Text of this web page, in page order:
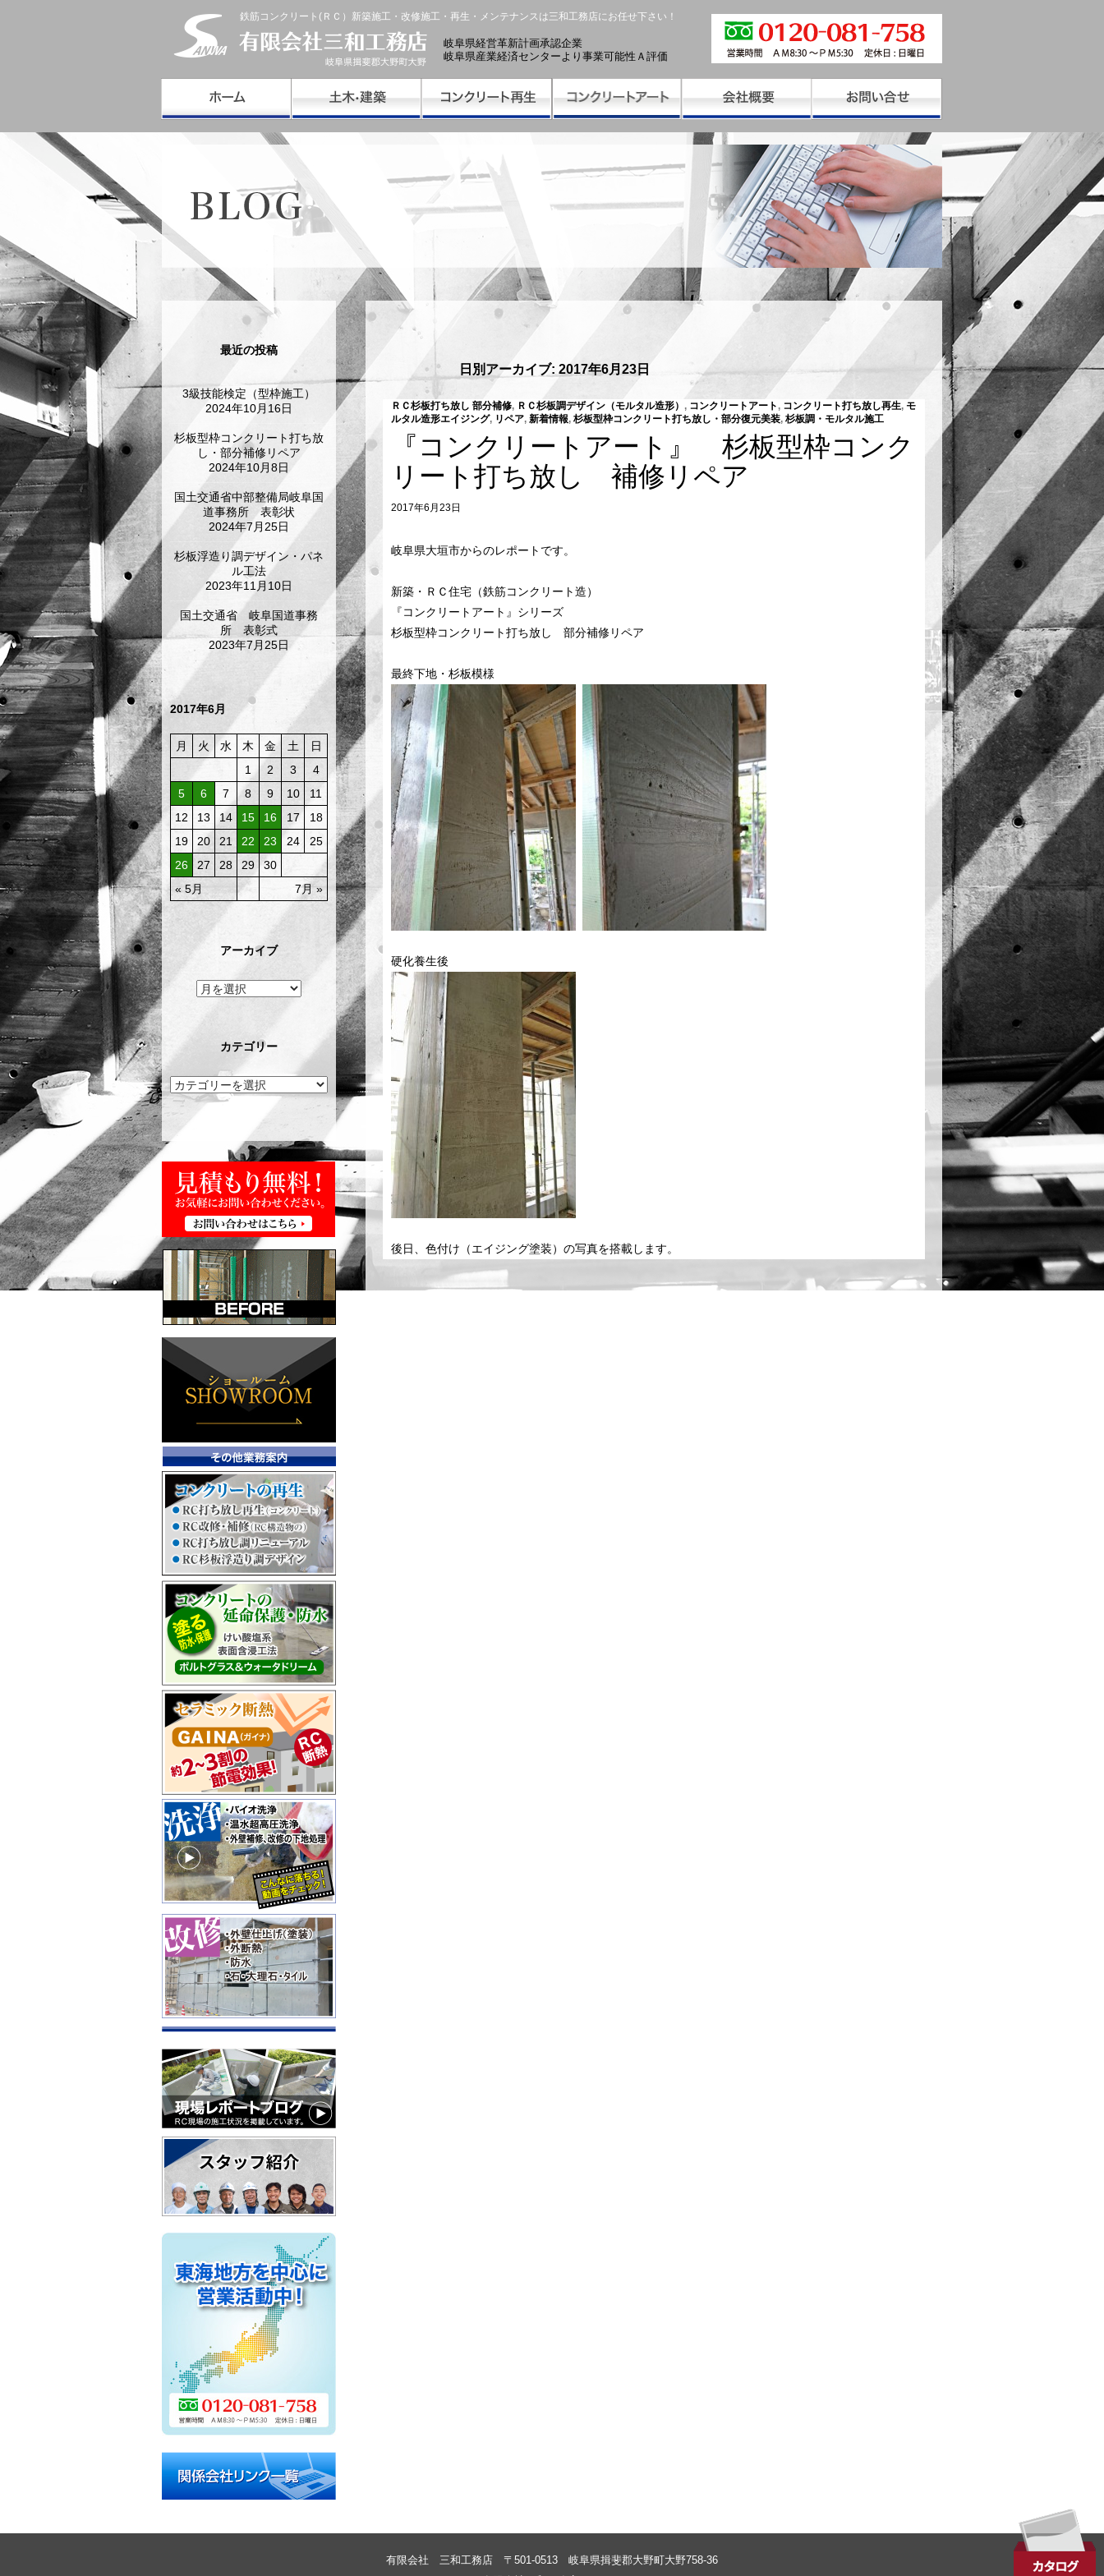
鉄筋コンクリート(ＲＣ）新築施工・改修施工・再生・メンテナンスは三和工務店にお任せ下さい！
岐阜県経営革新計画承認企業
岐阜県産業経済センターより事業可能性Ａ評価
最近の投稿
3級技能検定（型枠施工）
2024年10月16日
杉板型枠コンクリート打ち放
し・部分補修リペア
2024年10月8日
国土交通省中部整備局岐阜国
道事務所 表彰状
2024年7月25日
杉板浮造り調デザイン・パネ
ル工法
2023年11月10日
国土交通省 岐阜国道事務
所 表彰式
2023年7月25日
2017年6月
月 火 水 木 金 土 日
« 5月 7月 »
1 2 3
4
5
6 7 8 9 10
11
12
13 14 15 16 17
18
19
20 21 22 23 24
25
26
27 28 29 30
アーカイブ
カテゴリー
日別アーカイブ: 2017年6月23日
ＲＣ杉板打ち放し 部分補修, ＲＣ杉板調デザイン（モルタル造形） , コンクリートアート , コンクリート打ち放し再生, モ
ルタル造形エイジング, リペア, 新着情報, 杉板型枠コンクリート打ち放し・部分復元美装, 杉板調・モルタル施工
『コンクリートアート』 杉板型枠コンク
リート打ち放し 補修リペア
2017年6月23日
岐阜県大垣市からのレポートです。
新築・ＲＣ住宅（鉄筋コンクリート造）
『コンクリートアート』シリーズ
杉板型枠コンクリート打ち放し 部分補修リペア
最終下地・杉板模様
硬化養生後
後日、色付け（エイジング塗装）の写真を搭載します。
有限会社 三和工務店 〒501-0513 岐阜県揖斐郡大野町大野758-36